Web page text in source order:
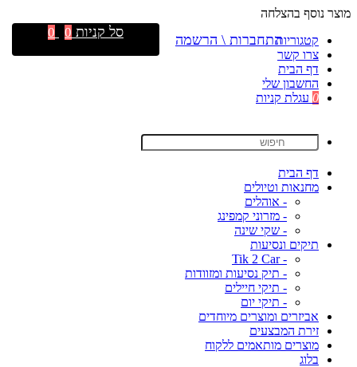
מוצר נוסף בהצלחה
קטגוריות
צרו קשר
דף הבית
החשבון שלי
0 עגלת קניות
דף הבית
מחנאות וטיולים
- אוהלים
- מזרוני קמפינג
- שקי שינה
תיקים ונסיעות
- Tik 2 Car
- תיק נסיעות ומזוודות
- תיקי חיילים
- תיקי יום
אביזרים ומוצרים מיוחדים
זירת המבצעים
מוצרים מותאמים ללקוח
בלוג
התחברות \ הרשמה סל קניות 0
0